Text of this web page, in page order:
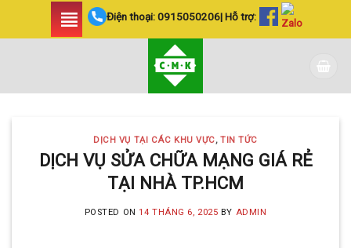
Điện thoại:0915050206| Hỗ trợ:
DỊCH VỤ TẠI CÁC KHU VỰC,TIN TỨC
DỊCH VỤ SỬA CHỮA MẠNG GIÁ RẺ
TẠI NHÀ TP.HCM
POSTED ON14 THÁNG 6, 2025 BY ADMIN